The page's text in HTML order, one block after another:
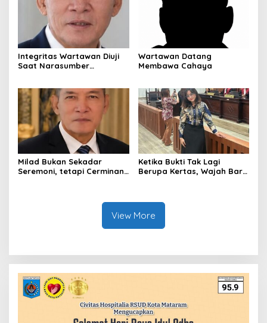
Integritas Wartawan Diuji
Saat Narasumber
Wartawan Datang
Membawa Cahaya
Milad Bukan Sekadar
Seremoni, tetapi Cerminan
Ketika Bukti Tak Lagi
Berupa Kertas, Wajah Baru
View More